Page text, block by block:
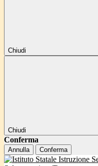
Chiudi
Chiudi
Conferma
Annulla Conferma